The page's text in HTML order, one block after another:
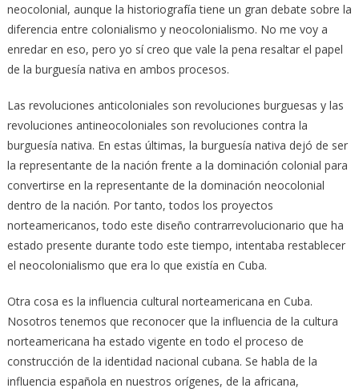
neocolonial, aunque la historiografía tiene un gran debate sobre la
diferencia entre colonialismo y neocolonialismo. No me voy a
enredar en eso, pero yo sí creo que vale la pena resaltar el papel
de la burguesía nativa en ambos procesos.
Las revoluciones anticoloniales son revoluciones burguesas y las
revoluciones antineocoloniales son revoluciones contra la
burguesía nativa. En estas últimas, la burguesía nativa dejó de ser
la representante de la nación frente a la dominación colonial para
convertirse en la representante de la dominación neocolonial
dentro de la nación. Por tanto, todos los proyectos
norteamericanos, todo este diseño contrarrevolucionario que ha
estado presente durante todo este tiempo, intentaba restablecer
el neocolonialismo que era lo que existía en Cuba.
Otra cosa es la influencia cultural norteamericana en Cuba.
Nosotros tenemos que reconocer que la influencia de la cultura
norteamericana ha estado vigente en todo el proceso de
construcción de la identidad nacional cubana. Se habla de la
influencia española en nuestros orígenes, de la africana,